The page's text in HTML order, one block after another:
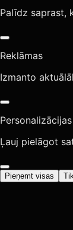
Palīdz saprast,
Reklāmas
Izmanto
Personalizācijas
Ļauj pielāgot
Pieņemt visas